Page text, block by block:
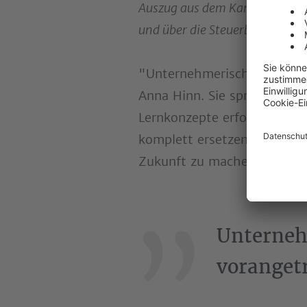
Auszug aus dem Kanzleifunk-
und über die Steuerberatung.
"Unternehmerisches
Anna Hinn. Sie spricht im
Lernkonzepte erfordern.
komplett ersetzen,
Zukunft zu machen.